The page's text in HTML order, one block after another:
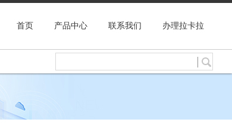
首页 产品中心 联系我们 办理拉卡拉